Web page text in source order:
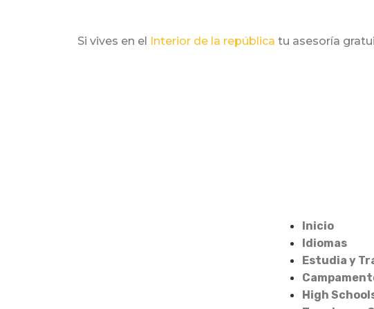
Si vives en el Interior de la república tu asesoría
Inicio
Idiomas
Estudia y
High